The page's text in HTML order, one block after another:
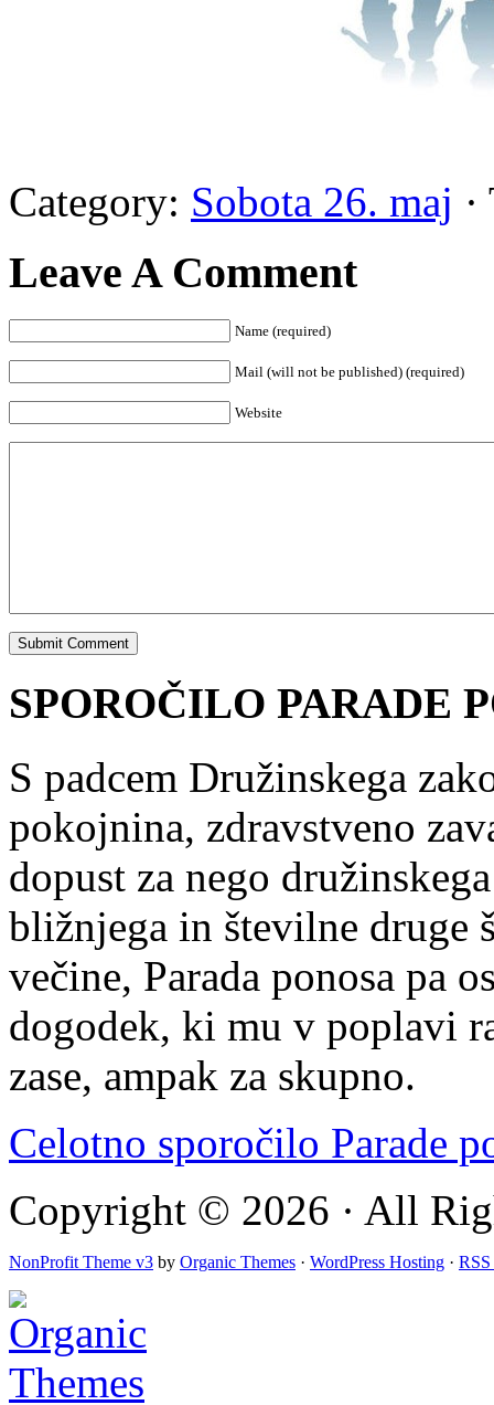
Category: Sobota 26. maj
Leave A Comment
Name (required)
Mail (will not be published) (required)
Website
SPOROČILO PARADE
S padcem Družinskega
pokojnina, zdravstveno
dopust za nego
bližnjega in številne druge
večine, Parada ponosa pa
dogodek, ki mu v poplavi
zase, ampak za skupno.
Celotno sporočilo Parade
Copyright © 2026 · All
NonProfit Theme v3 by Organic Themes · WordPress Hosting · RSS